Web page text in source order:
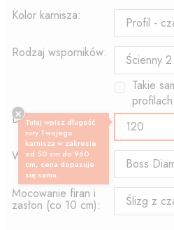
Kolor karnisza:
Profil -
Rodzaj wsporników:
Ścienny
Takie
profilach
Długość profilu:
Wzór końcówki:
Boss
Mocowanie firan i
zasłon (co 10 cm):
Tutaj wpisz długość
rury Twojego
karnisza w zakresie
od 50 cm do 960
cm, cena dopasuje
się sama.